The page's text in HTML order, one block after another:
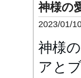
神様の
2023/01/
神様
アと